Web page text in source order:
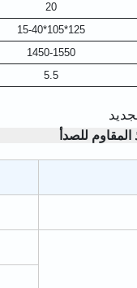
20
125*105*15-40
1450-1550
5.5
للصدأ